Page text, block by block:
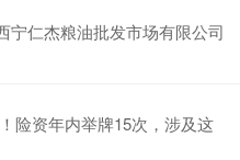
宁仁杰粮油批发市场有限公司
险资年内举牌15次，涉及这